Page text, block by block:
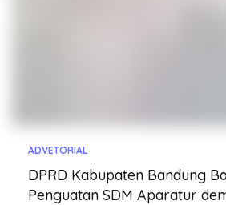
ADVETORIAL
DPRD Kabupaten Bandung
Penguatan SDM Aparatur